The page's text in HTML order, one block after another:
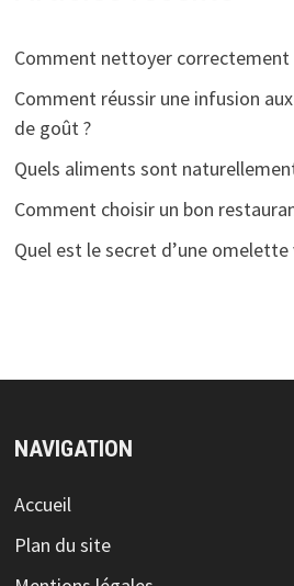
Comment nettoyer correctement
Comment réussir une infusion
de goût ?
Quels aliments sont
Comment choisir un bon
Quel est le secret d’une
NAVIGATION
Accueil
Plan du site